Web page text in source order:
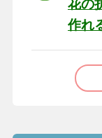
花の
作れ